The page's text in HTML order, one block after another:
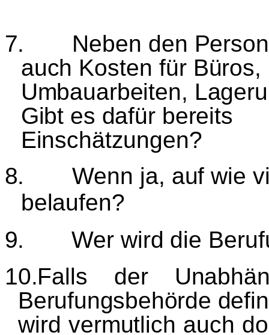
7.
Neben den
auch Kosten für Büros,
Umbauarbeiten,
Gibt es dafür bereits
Einschätzungen?
8.
Wenn ja, auf wie
belaufen?
9.
Wer wird die
10.Falls der Unabhä
Berufungsbehörde
wird vermutlich auch